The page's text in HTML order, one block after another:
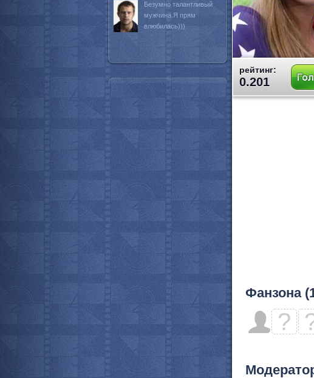
рейтинг:
0.201
Фанзона
?
Безумно талантливый
мужчина.Я прям
влюбилась)))